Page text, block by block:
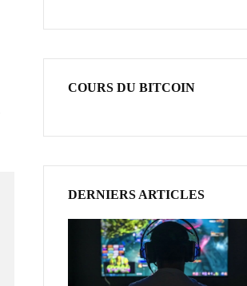
COURS DU BITCOIN
DERNIERS ARTICLES